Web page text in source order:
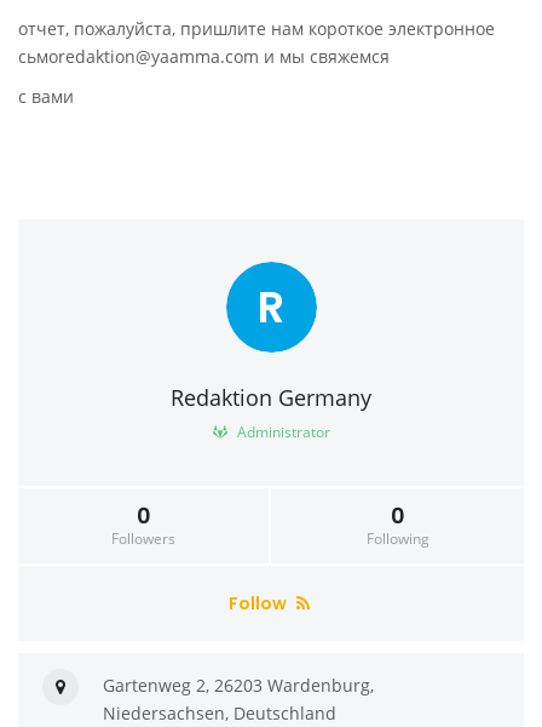
отчет, пожалуйста, пришлите нам короткое электронное
сьмоredaktion@yaamma.com и мы свяжемся
с вами
R
Redaktion Germany
Administrator
0
Followers
0
Following
Follow
Gartenweg 2, 26203 Wardenburg,
Niedersachsen, Deutschland